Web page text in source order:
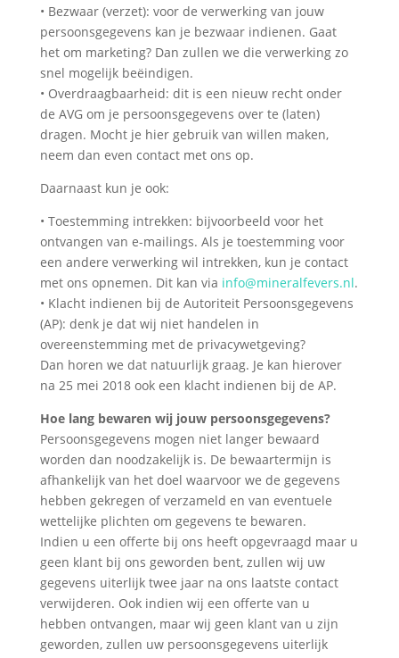
• Bezwaar (verzet): voor de verwerking van jouw
persoonsgegevens kan je bezwaar indienen. Gaat
het om marketing? Dan zullen we die verwerking zo
snel mogelijk beëindigen.
• Overdraagbaarheid: dit is een nieuw recht onder
de AVG om je persoonsgegevens over te (laten)
dragen. Mocht je hier gebruik van willen maken,
neem dan even contact met ons op.
Daarnaast kun je ook:
• Toestemming intrekken: bijvoorbeeld voor het
ontvangen van e-mailings. Als je toestemming voor
een andere verwerking wil intrekken, kun je contact
met ons opnemen. Dit kan via info@mineralfevers.nl.
• Klacht indienen bij de Autoriteit Persoonsgegevens
(AP): denk je dat wij niet handelen in
overeenstemming met de privacywetgeving?
Dan horen we dat natuurlijk graag. Je kan hierover
na 25 mei 2018 ook een klacht indienen bij de AP.
Hoe lang bewaren wij jouw persoonsgegevens?
Persoonsgegevens mogen niet langer bewaard
worden dan noodzakelijk is. De bewaartermijn is
afhankelijk van het doel waarvoor we de gegevens
hebben gekregen of verzameld en van eventuele
wettelijke plichten om gegevens te bewaren.
Indien u een offerte bij ons heeft opgevraagd maar u
geen klant bij ons geworden bent, zullen wij uw
gegevens uiterlijk twee jaar na ons laatste contact
verwijderen. Ook indien wij een offerte van u
hebben ontvangen, maar wij geen klant van u zijn
geworden, zullen uw persoonsgegevens uiterlijk